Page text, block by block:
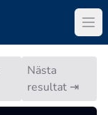
Nästa
resultat ⇥